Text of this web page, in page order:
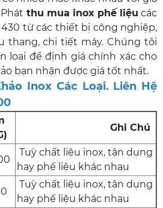
thu mua inox phế liệu các
430 từ các thiết bị công nghiệp,
thang, chi tiết máy. Chúng tôi
loại để định giá chính xác cho
bạn nhận được giá tốt nhất.
Inox Các Loại. Liên Hệ
Ghi Chú
Tuỳ chất liệu inox, tận dụng
hay phế liệu khác nhau
Tuỳ chất liệu inox, tận dụng
hay phế liệu khác nhau